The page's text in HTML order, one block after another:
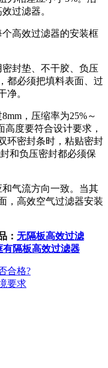
过滤器。
高效过滤器的安装框
封垫、不干胶、负压
都必须把填料表面、过
净。
，压缩率为25%～
度要符合设计要求，
环密封条时，粘贴密封
和负压密封都必须保
气流方向一致。当其
，高效空气过滤器安装
： 无隔板高效过滤
有隔板高效过滤器
合格?
要求